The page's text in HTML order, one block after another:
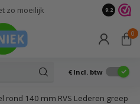
zo moeilijk 9.2
0
€ Incl. btw
rond 140 mm RVS Lederen greep